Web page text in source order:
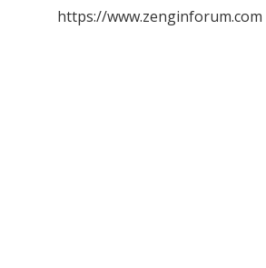
https://www.zenginforum.com